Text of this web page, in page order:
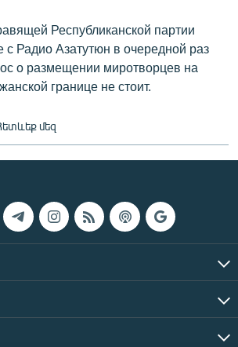
Республиканской партии
Радио Азатутюн в очередной раз
о размещении миротворцев на
границе не стоит.
մեզ